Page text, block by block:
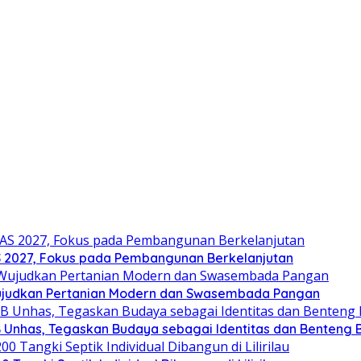
2027, Fokus pada Pembangunan Berkelanjutan
Pertanian Modern dan Swasembada Pangan
Tegaskan Budaya sebagai Identitas dan Benteng